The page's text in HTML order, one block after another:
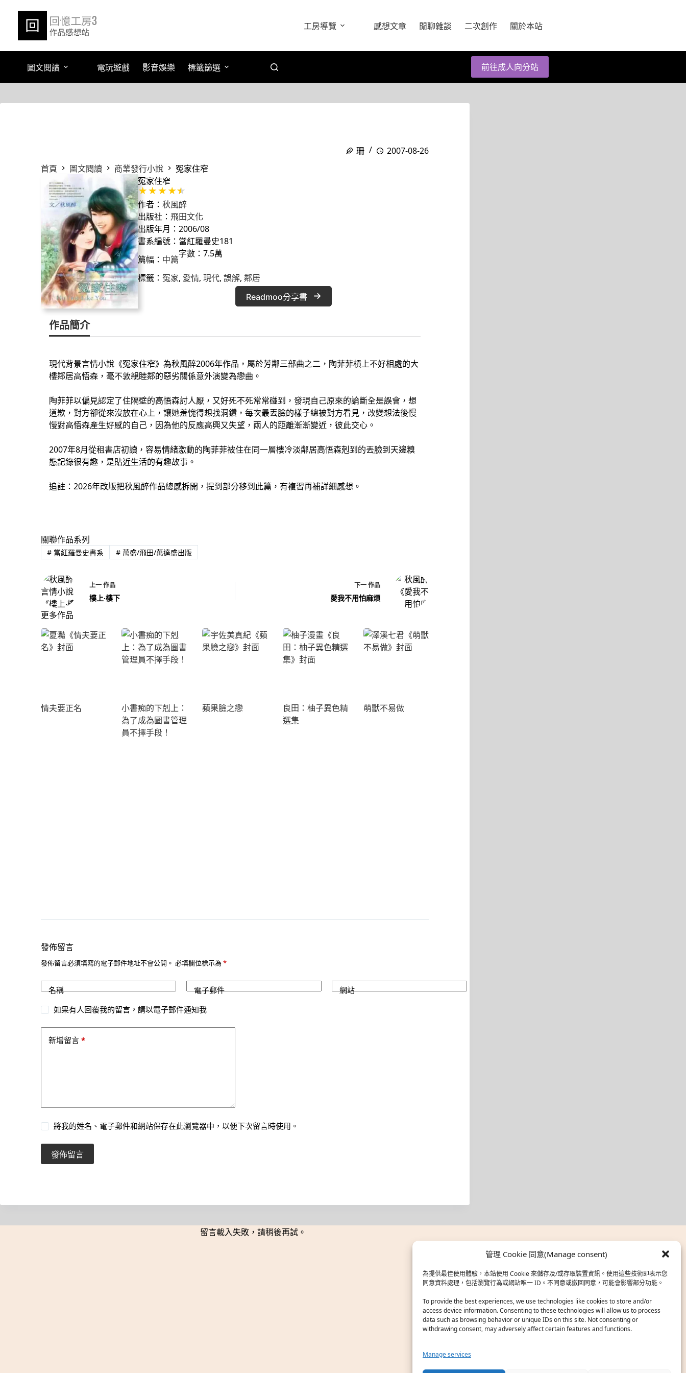
管理 Cookie 同意(Manage consent)
為提供最佳使用體驗，本站使用 Cookie 來儲存及/或存取裝置資訊。使用這些技術即表示您
同意資料處理，包括瀏覽行為或網站唯一 ID。不同意或撤回同意，可能會影響部分功能。
To provide the best experiences, we use technologies like cookies to store and/or
access device information. Consenting to these technologies will allow us to process
data such as browsing behavior or unique IDs on this site. Not consenting or
withdrawing consent, may adversely affect certain features and functions.
Manage services
工房導覽 感想文章 閒聊雜談 二次創作 關於本站
圖文閱讀 電玩遊戲 影音娛樂 標籤篩選 前往成人向分站
珊
2007-08-26
首頁
圖文閱讀 商業發行小說
冤家住窄
冤家住窄
作者： 秋風醉
出版社： 飛田文化
出版年月：2006/08
書系編號：當紅羅曼史181
篇幅： 中篇
字數：7.5萬
標籤： 冤家, 愛情, 現代, 誤解, 鄰居
Readmoo分享書
作品簡介
現代背景言情小說《冤家住窄》為秋風醉2006年作品，屬於芳鄰三部曲之二，陶菲菲槓上不好相處的大
樓鄰居高悟森，毫不敦親睦鄰的惡劣關係意外演變為戀曲。
陶菲菲以偏見認定了住隔壁的高悟森討人厭，又好死不死常常碰到，發現自己原來的論斷全是誤會，想
道歉，對方卻從來沒放在心上，讓她羞愧得想找洞鑽，每次最丟臉的樣子總被對方看見，改變想法後慢
慢對高悟森產生好感的自己，因為他的反應高興又失望，兩人的距離漸漸變近，彼此交心。
2007年8月從租書店初讀，容易情緒激動的陶菲菲被住在同一層樓冷淡鄰居高悟森剋到的丟臉到天邊糗
態記錄很有趣，是貼近生活的有趣故事。
追註：2026年改版把秋風醉作品總感拆開，提到部分移到此篇，有複習再補詳細感想。
關聯作品系列
#當紅羅曼史書系 #萬盛/飛田/萬達盛出版
上一作品
樓上‧樓下
下一作品
愛我不用怕麻煩
更多作品
情夫要正名
小書痴的下剋上：
為了成為圖書管理
員不擇手段！
蘋果臉之戀
良田：柚子異色精
選集
萌獸不易做
發佈留言
發佈留言必須填寫的電子郵件地址不會公開。 必填欄位標示為 *
名稱 電子郵件
網站
如果有人回覆我的留言，請以電子郵件通知我
新增留言 *
將我的姓名、電子郵件和網站保存在此瀏覽器中，以便下次留言時使用。
發佈留言
留言載入失敗，請稍後再試。